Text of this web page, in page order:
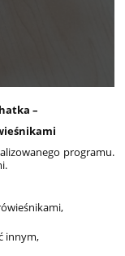
–
programu.
innym,